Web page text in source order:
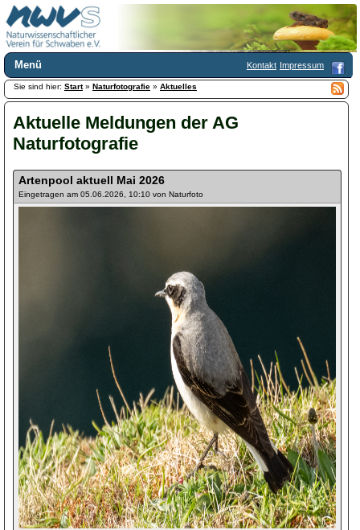
Kontakt Impressum
Menü
Home
Wir über uns
Satzung
Mitglied werden
Publikationen
+
Programm
Kontakt
+
+
Aktuelles
Aktuelles - Archiv bis 2024
Aktuelles - Archiv bis 2020
Über uns
Programm
Artenpool
Artenpool Aktuell
Ausstellungen Wettbewerbe
Sie sind hier: Start» Naturfotografie » Aktuelles
Aktuelle Meldungen der AG
Naturfotografie
Artenpool aktuell Mai 2026
Eingetragen am 05.06.2026, 10:10 von Naturfoto